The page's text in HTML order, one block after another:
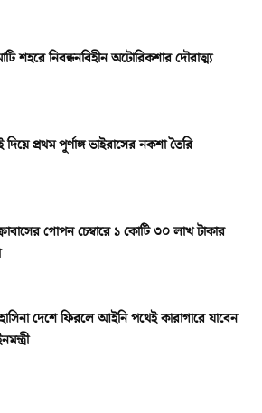
শহরে নিবন্ধনবিহীন অটোরিকশার দৌরাত্ম্য
প্রথম পূর্ণাঙ্গ ভাইরাসের নকশা তৈরি
গোপন চেম্বারে ১ কোটি ৩০ লাখ টাকার
দেশে ফিরলে আইনি পথেই কারাগারে যাবেন